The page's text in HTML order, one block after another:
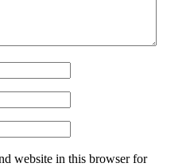
website in this browser for